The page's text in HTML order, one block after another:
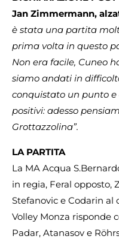
Jan Zimmermann,
è stata una partita
prima volta in questo
Non era facile, Cuneo
siamo andati in
conquistato un punto
positivi: adesso
Grottazzolina”.
LA PARTITA
La MA Acqua
in regia, Feral opposto,
Stefanovic e Codarin al
Volley Monza risponde
Padar, Atanasov e